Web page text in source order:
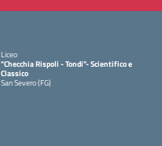
Liceo
"Checchia Rispoli - Tondi"- Scientifico e
Classico
San Severo (FG)